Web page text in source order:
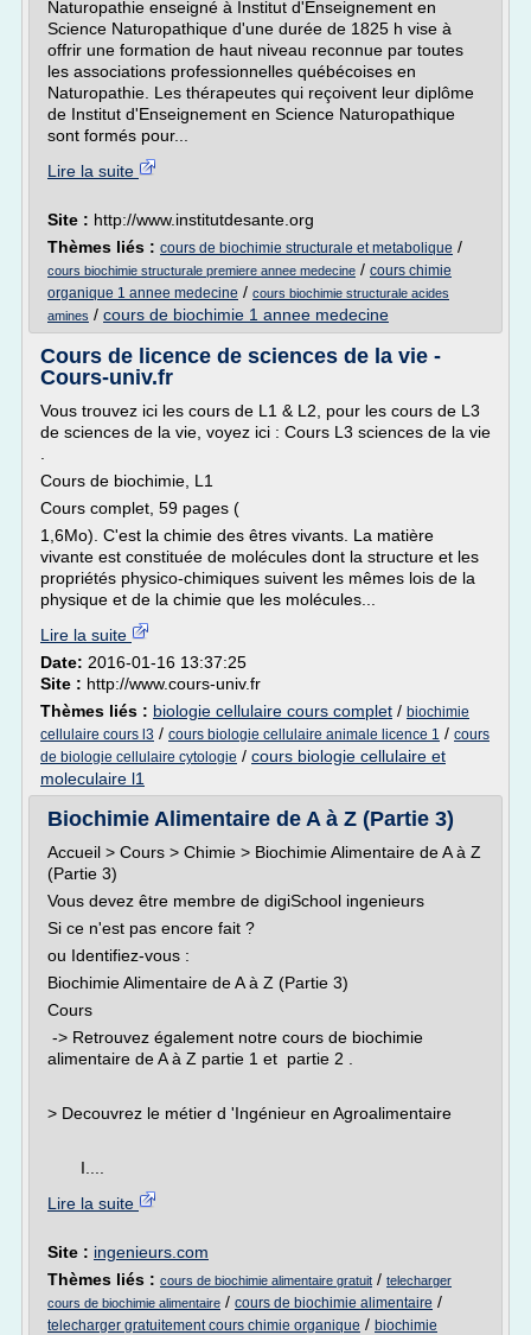
Naturopathie enseigné à Institut d'Enseignement en
Science Naturopathique d'une durée de 1825 h vise à
offrir une formation de haut niveau reconnue par toutes
les associations professionnelles québécoises en
Naturopathie. Les thérapeutes qui reçoivent leur diplôme
de Institut d'Enseignement en Science Naturopathique
sont formés pour...
Lire la suite
Site : http://www.institutdesante.org
Thèmes liés : cours de biochimie structurale et metabolique /
cours biochimie structurale premiere annee medecine / cours chimie
organique 1 annee medecine / cours biochimie structurale acides
amines / cours de biochimie 1 annee medecine
Cours de licence de sciences de la vie -
Cours-univ.fr
Vous trouvez ici les cours de L1 & L2, pour les cours de L3
de sciences de la vie, voyez ici : Cours L3 sciences de la vie
Cours de biochimie, L1
Cours complet, 59 pages (
1,6Mo). C'est la chimie des êtres vivants. La matière
vivante est constituée de molécules dont la structure et les
propriétés physico-chimiques suivent les mêmes lois de la
physique et de la chimie que les molécules...
Lire la suite
Date: 2016-01-16 13:37:25
Site : http://www.cours-univ.fr
Thèmes liés : biologie cellulaire cours complet / biochimie
cellulaire cours l3 / cours biologie cellulaire animale licence 1 / cours
de biologie cellulaire cytologie / cours biologie cellulaire et
moleculaire l1
Biochimie Alimentaire de A à Z (Partie 3)
Accueil > Cours > Chimie > Biochimie Alimentaire de A à Z
(Partie 3)
Vous devez être membre de digiSchool ingenieurs
Si ce n'est pas encore fait ?
ou Identifiez-vous :
Biochimie Alimentaire de A à Z (Partie 3)
Cours
-> Retrouvez également notre cours de biochimie
alimentaire de A à Z partie 1 et partie 2 .
> Decouvrez le métier d 'Ingénieur en Agroalimentaire
I....
Lire la suite
Site : ingenieurs.com
Thèmes liés : cours de biochimie alimentaire gratuit / telecharger
cours de biochimie alimentaire / cours de biochimie alimentaire /
telecharger gratuitement cours chimie organique / biochimie